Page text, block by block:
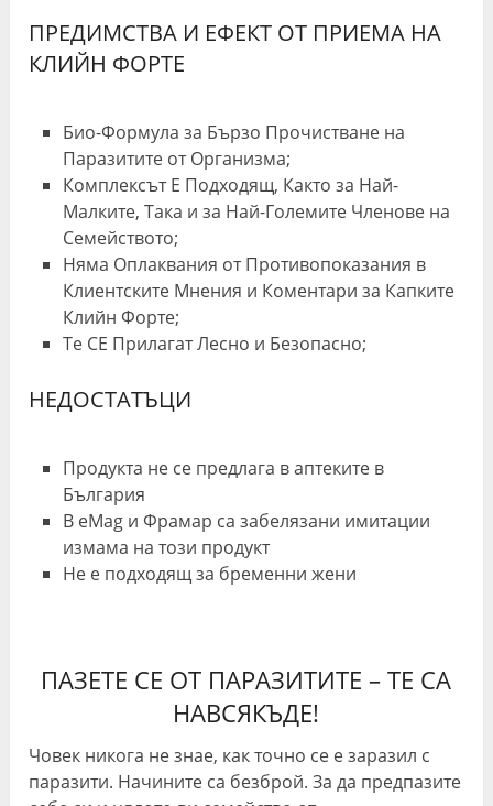
ПРЕДИМСТВА И ЕФЕКТ ОТ ПРИЕМА НА
КЛИЙН ФОРТЕ
Био-Формула за Бързо Прочистване на
Паразитите от Организма;
Комплексът Е Подходящ, Както за Най-
Малките, Така и за Най-Големите Членове на
Семейството;
Няма Оплаквания от Противопоказания в
Клиентските Мнения и Коментари за Капките
Клийн Форте;
Те СЕ Прилагат Лесно и Безопасно;
НЕДОСТАТЪЦИ
Продукта не се предлага в аптеките в
България
В eMag и Фрамар са забелязани имитации
измама на този продукт
Не е подходящ за бременни жени
ПАЗЕТЕ СЕ ОТ ПАРАЗИТИТЕ – ТЕ СА
НАВСЯКЪДЕ!
Човек никога не знае, как точно се е заразил с
паразити. Начините са безброй. За да предпазите